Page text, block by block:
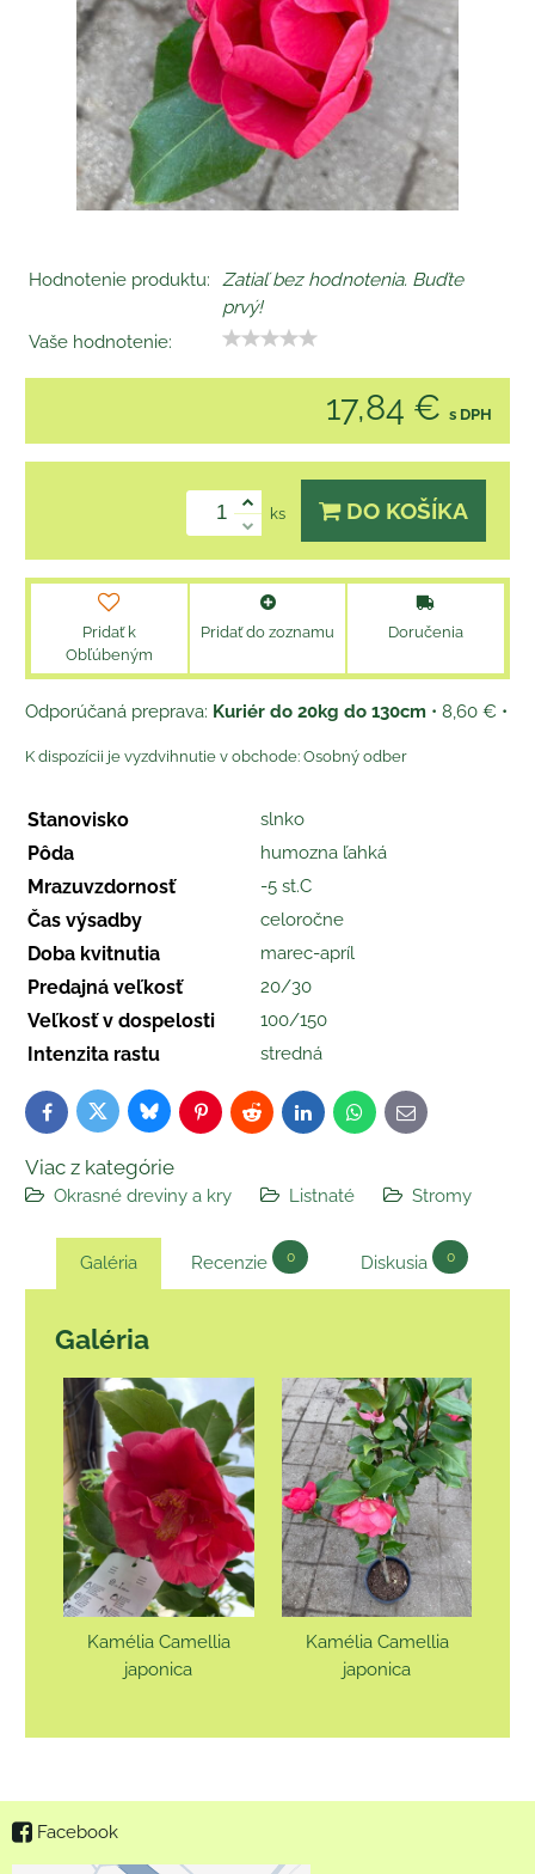
Hodnotenie produktu:
Zatiaľ bez hodnotenia. Buďte
prvý!
Vaše hodnotenie:
17,84 € s DPH
ks DO KOŠÍKA
Pridať k
Obľúbeným
Pridať do zoznamu Doručenia
Kuriér do 20kg do 130cm • 8,60 € •
Osobný odber
Stanovisko slnko
Pôda humozna ľahká
Mrazuvzdornosť -5 st.C
Čas výsadby celoročne
Doba kvitnutia marec-apríl
Predajná veľkosť 20/30
Veľkosť v dospelosti 100/150
Intenzita rastu stredná
FacebookTwitterBlueskyPinterestReddit LinkedInWhatsApp
E-
mail
Viac z kategórie
Okrasné dreviny a kry Listnaté Stromy
Galéria Recenzie 0 Diskusia 0
Galéria
Kamélia Camellia
japonica
Kamélia Camellia
japonica
Facebook